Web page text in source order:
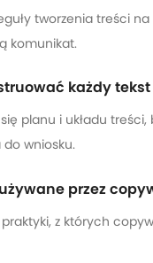
tworzenia treści
komunikat.
każdy tekst
planu i układu
wniosku.
przez
praktyki, z których